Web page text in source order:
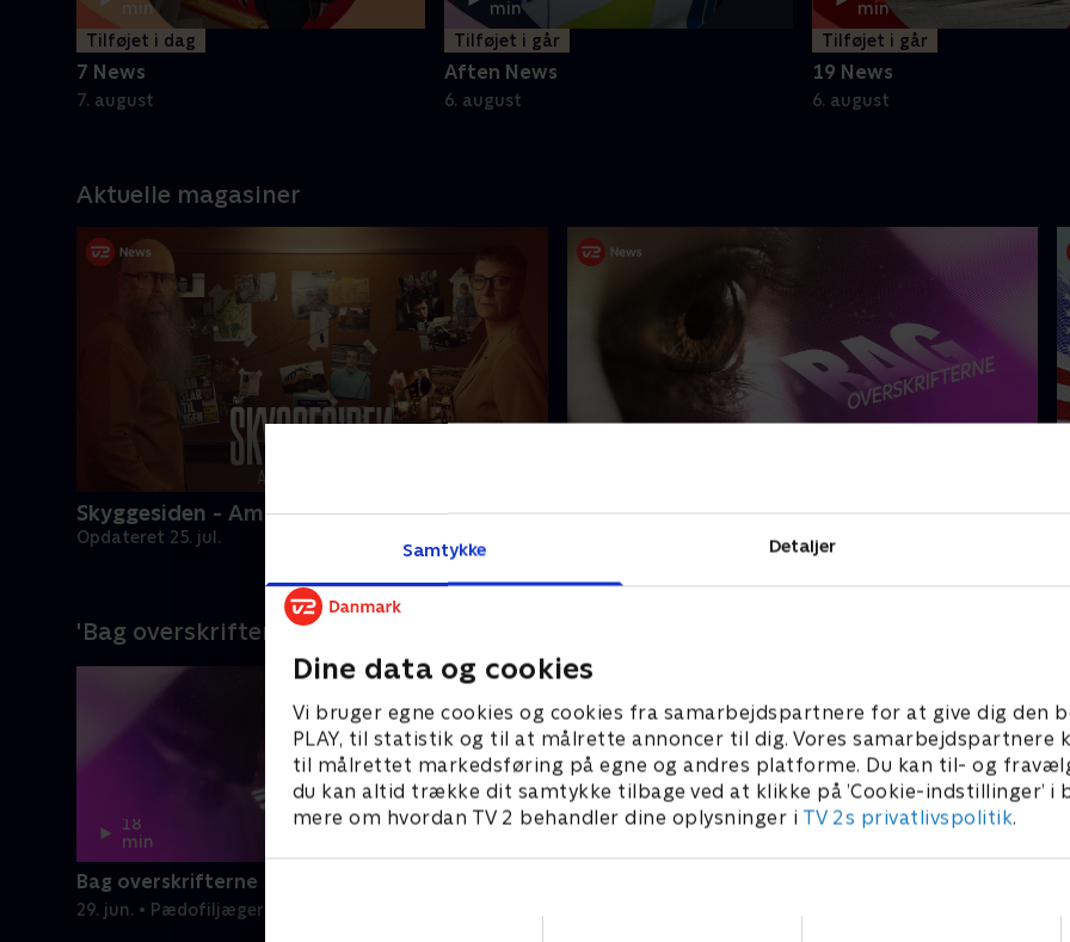
Samtykke Detaljer
Dine data og cookies
Vi bruger egne cookies og cookies fra samarbejdspartnere for at give dig den
PLAY, til statistik og til at målrette annoncer til dig. Vores samarbejdspartnere
til målrettet markedsføring på egne og andres platforme. Du kan til- og
du kan altid trække dit samtykke tilbage ved at klikke på ’Cookie-indstillinger’ i
mere om hvordan TV 2 behandler dine oplysninger i TV 2s privatlivspolitik.
min
Tilføjet i dag
7 News
7. august
min
Tilføjet i går
Aften News
6. august
min
Tilføjet i går
19 News
6. august
Aktuelle magasiner
Skyggesiden - Amagermanden
Opdateret 25. jul.
'Bag overskrifterne' på de store nyhedshistorier
18
min
Bag overskrifterne
29. jun. • Pædofiljægerne
14
16